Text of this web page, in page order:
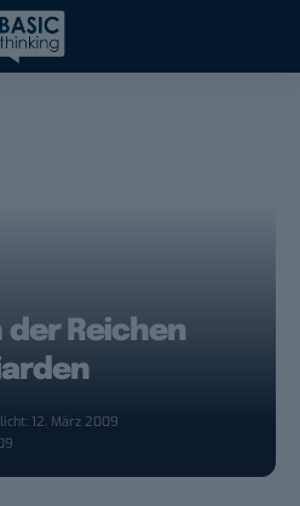
der Reichen
12. März 2009